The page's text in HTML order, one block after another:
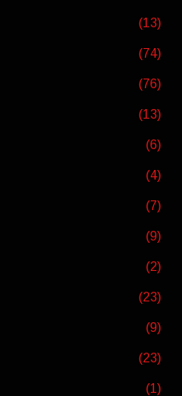
(13)
(74)
(76)
(13)
(6)
(4)
(7)
(9)
(2)
(23)
(9)
(23)
(1)